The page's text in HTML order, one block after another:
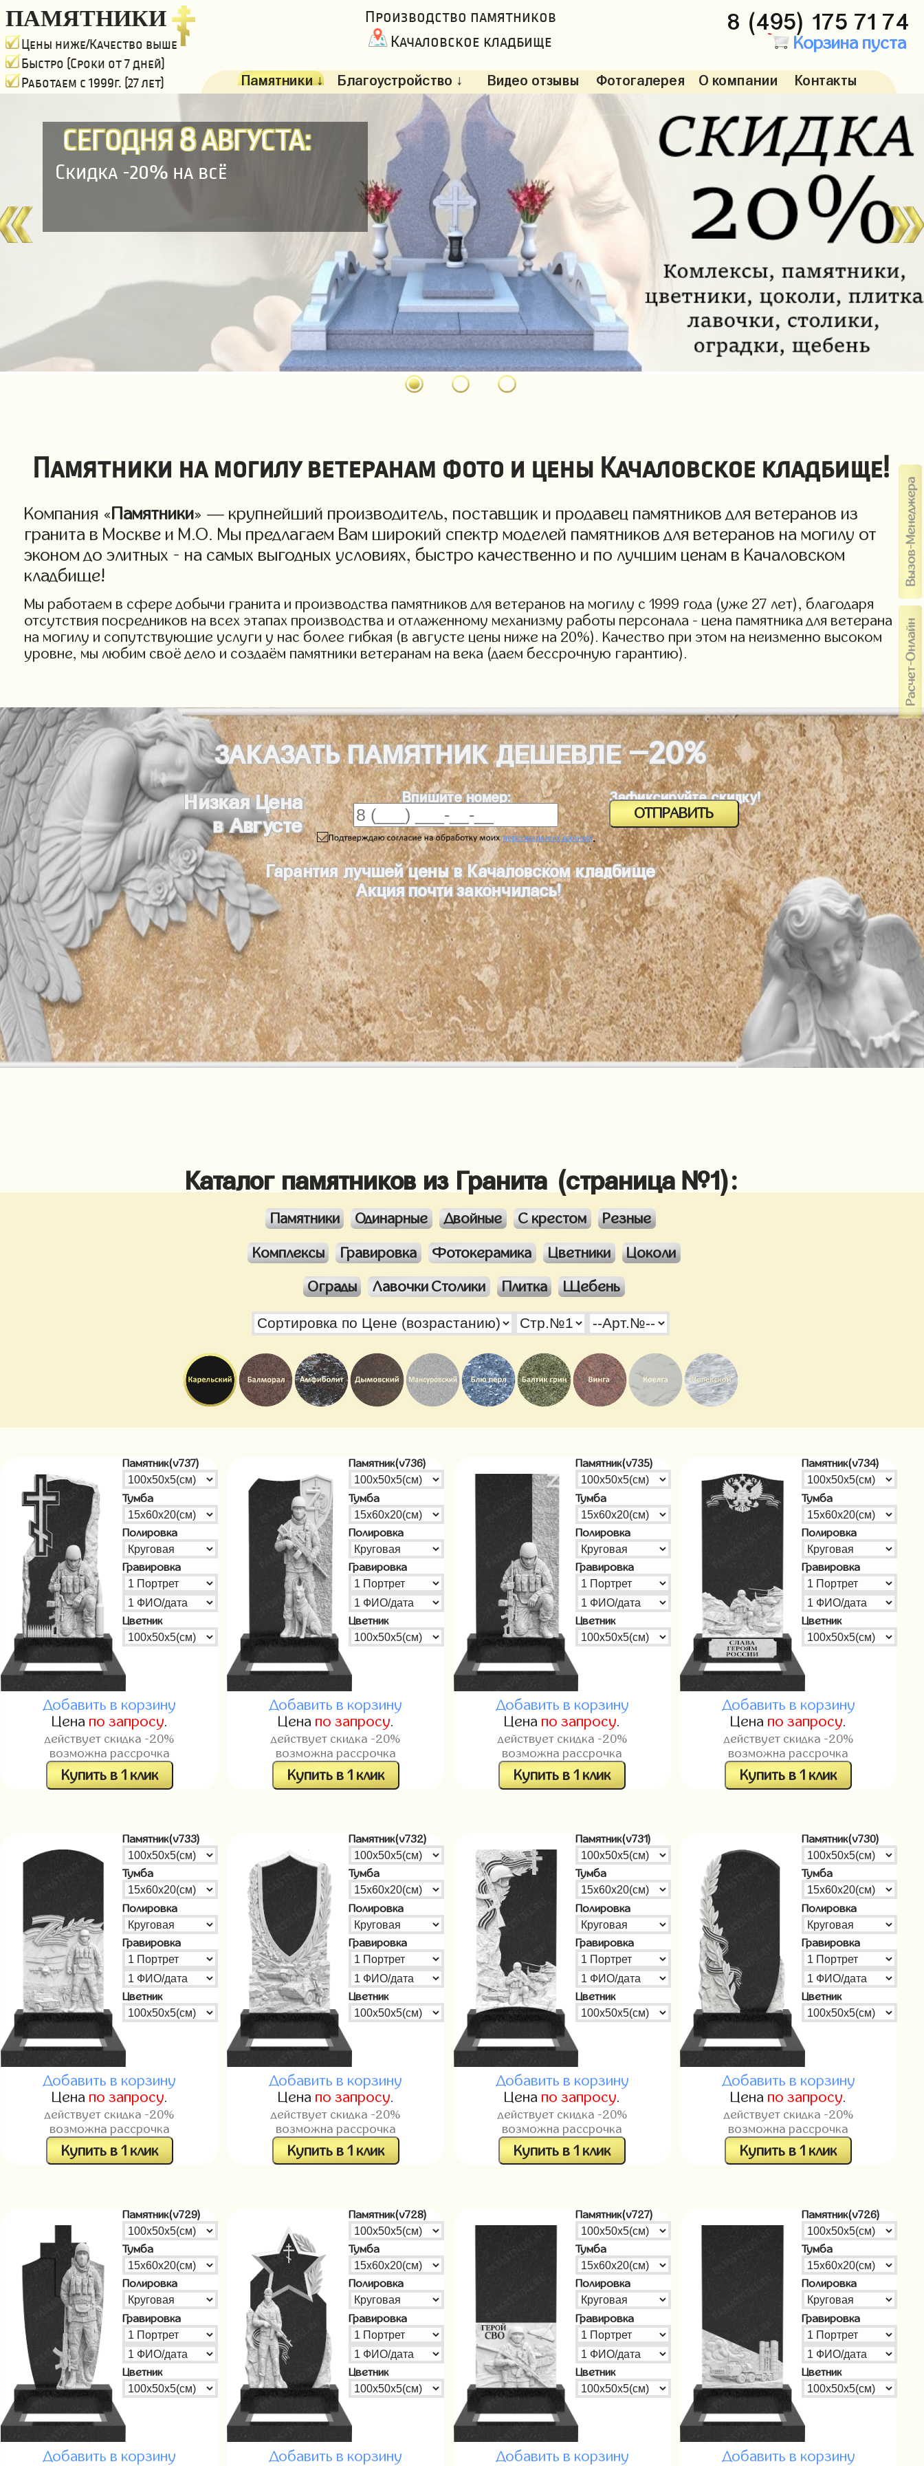
ПАМЯТНИКИ
Цены ниже/Качество выше
Быстро (Сроки от 7 дней)
Работаем с 1999г. (27 лет)
Производство памятников
Качаловское кладбище
8 (495) 175 71 74
Корзина пуста
Памятники ↓ Благоустройство ↓ Видео отзывы Фотогалерея О компании Контакты
СЕГОДНЯ 8АВГУСТА:
Скидка -20% на всё
Памятники на могилу ветеранам фото и цены Качаловское кладбище!
Компания « Памятники» — крупнейший производитель, поставщик и продавец памятников для ветеранов из
гранита в Москве и М.О. Мы предлагаем Вам широкий спектр моделей памятников для ветеранов на могилу от
эконом до элитных - на самых выгодных условиях, быстро качественно и по лучшим ценам в Качаловском
кладбище!
Мы работаем в сфере добычи гранита и производства памятников для ветеранов на могилу с 1999 года (уже 27 лет), благодаря
отсутствия посредников на всех этапах производства и отлаженному механизму работы персонала - цена памятника для ветерана
на могилу и сопутствующие услуги у нас более гибкая (в августе цены ниже на 20%). Качество при этом на неизменно высоком
уровне, мы любим своё дело и создаём памятники ветеранам на века (даем бессрочную гарантию).
ЗАКАЗАТЬПАМЯТНИКДЕШЕВЛЕ-20%
Низкая Цена
в Августе
Впишите номер:
.
Зафиксируйте скидку!
Гарантия лучшей цены в Качаловском кладбище
Акция почти закончилась!
Каталог памятников из Гранита (страница №1):
Памятники Одинарные Двойные С крестом Резные
Комплексы Гравировка Фотокерамика Цветники Цоколи
Ограды Лавочки Столики Плитка Щебень
Памятник(v737)
Тумба
Полировка
Гравировка
Цветник
Добавить в корзину
Цена по запросу.
действует скидка -20%
возможна рассрочка
Купить в 1 клик
Памятник(v736)
Тумба
Полировка
Гравировка
Цветник
Добавить в корзину
Цена по запросу.
действует скидка -20%
возможна рассрочка
Купить в 1 клик
Памятник(v735)
Тумба
Полировка
Гравировка
Цветник
Добавить в корзину
Цена по запросу.
действует скидка -20%
возможна рассрочка
Купить в 1 клик
Памятник(v734)
Тумба
Полировка
Гравировка
Цветник
Добавить в корзину
Цена по запросу.
действует скидка -20%
возможна рассрочка
Купить в 1 клик
Памятник(v733)
Тумба
Полировка
Гравировка
Цветник
Добавить в корзину
Цена по запросу.
действует скидка -20%
возможна рассрочка
Купить в 1 клик
Памятник(v732)
Тумба
Полировка
Гравировка
Цветник
Добавить в корзину
Цена по запросу.
действует скидка -20%
возможна рассрочка
Купить в 1 клик
Памятник(v731)
Тумба
Полировка
Гравировка
Цветник
Добавить в корзину
Цена по запросу.
действует скидка -20%
возможна рассрочка
Купить в 1 клик
Памятник(v730)
Тумба
Полировка
Гравировка
Цветник
Добавить в корзину
Цена по запросу.
действует скидка -20%
возможна рассрочка
Купить в 1 клик
Памятник(v729)
Тумба
Полировка
Гравировка
Цветник
Добавить в корзину
Памятник(v728)
Тумба
Полировка
Гравировка
Цветник
Добавить в корзину
Памятник(v727)
Тумба
Полировка
Гравировка
Цветник
Добавить в корзину
Памятник(v726)
Тумба
Полировка
Гравировка
Цветник
Добавить в корзину